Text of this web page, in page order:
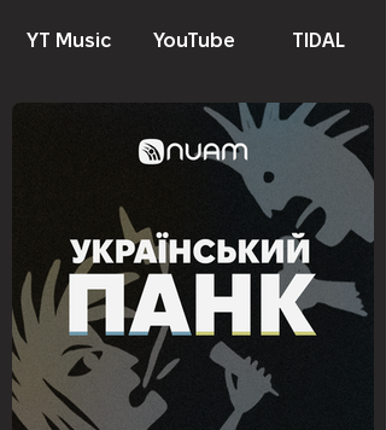
YT Music YouTube TIDAL